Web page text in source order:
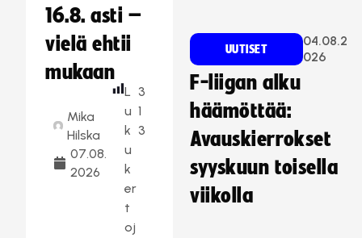
16.8. asti –
vielä ehtii
mukaan
Mika
Hilska
07.08.
2026
L
u
k
u
k
er
t
oj
3
1
3
UUTISET
04.08.2
026
F-liigan alku
häämöttää:
Avauskierrokset
syyskuun toisella
viikolla